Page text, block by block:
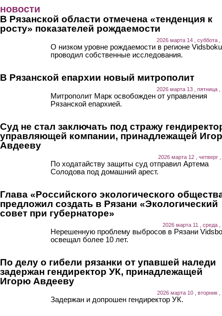
новости
В Рязанской области отмечена «тенденция к
росту» показателей рождаемости
2026 марта 14 , суббота ,
О низком уровне рождаемости в регионе Vidsboku
проводил собственные исследования.
В Рязанской епархии новый митрополит
2026 марта 13 , пятница ,
Митрополит Марк освобожден от управления
Рязанской епархией.
Суд не стал заключать под стражу
управляющей компании, принадлежащей
Авдееву
2026 марта 12 , четверг ,
По ходатайству защиты суд отправил Артема
Солодова под домашний арест.
Глава «Российского экологического
предложил создать в Рязани «Экологический
совет при губернаторе»
2026 марта 11 , среда ,
Нерешенную проблему выбросов в Рязани
освещал более 10 лет.
По делу о гибели рязанки от упавшей наледи
задержан гендиректор УК, принадлежащей
Игорю Авдееву
2026 марта 10 , вторник ,
Задержан и допрошен гендиректор УК.